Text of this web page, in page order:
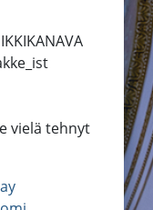
vielä tehnyt